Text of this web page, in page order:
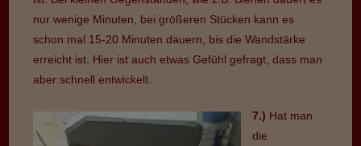
nur wenige Minuten, bei größeren Stücken kann es
schon mal 15-20 Minuten dauern, bis die Wandstärke
erreicht ist. Hier ist auch etwas Gefühl gefragt, dass man
aber schnell entwickelt.
7.) Hat man
die